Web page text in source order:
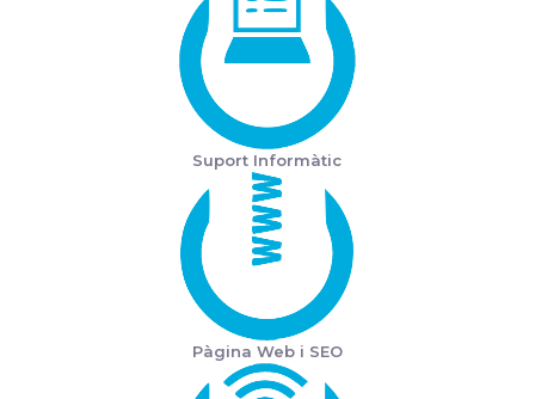
Suport Informàtic
Pàgina Web i SEO